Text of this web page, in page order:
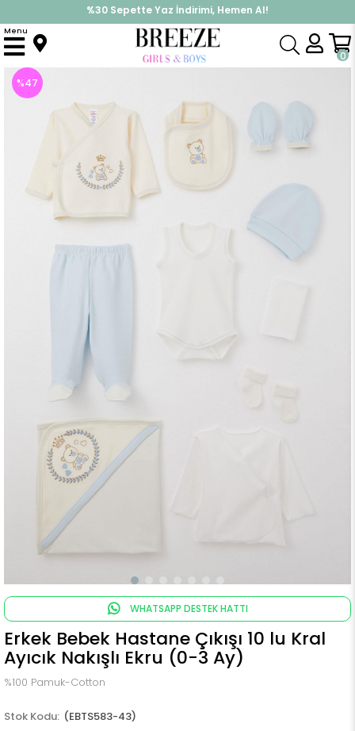
%30 Sepette Yaz İndirimi, Hemen Al!
İndirimlere ek %10 İndirimi Kap, Hemen Üye Ol!
0
Menu
Anasayfa Hastane Çıkışı
%47
WHATSAPP DESTEK HATTI
Erkek Bebek Hastane Çıkışı 10 lu Kral
Ayıcık Nakışlı Ekru (0-3 Ay)
%100 Pamuk-Cotton
(EBTS583-43)